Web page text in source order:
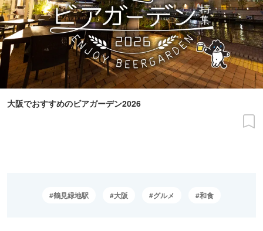
大阪でおすすめのビアガーデン2026
鶴見緑地駅 大阪 グルメ 和食